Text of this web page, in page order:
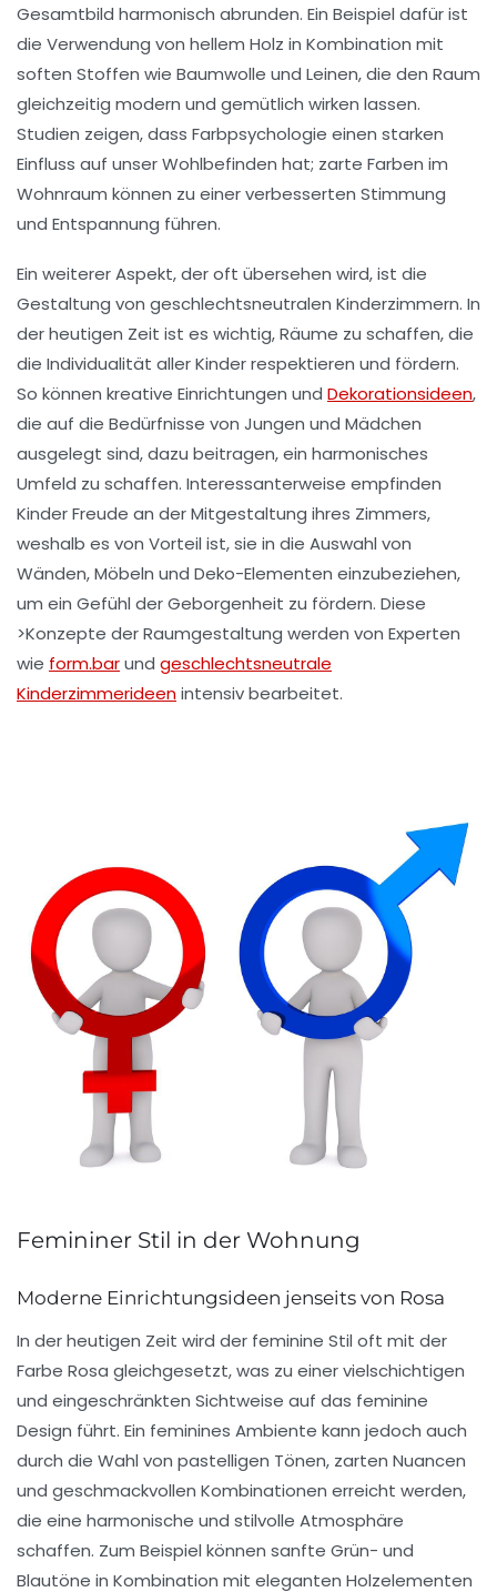
Gesamtbild harmonisch abrunden. Ein Beispiel dafür ist
die Verwendung von hellem Holz in Kombination mit
soften Stoffen wie Baumwolle und Leinen, die den Raum
gleichzeitig modern und gemütlich wirken lassen.
Studien zeigen, dass Farbpsychologie einen starken
Einfluss auf unser Wohlbefinden hat; zarte Farben im
Wohnraum können zu einer verbesserten Stimmung
und Entspannung führen.
Ein weiterer Aspekt, der oft übersehen wird, ist die
Gestaltung von geschlechtsneutralen Kinderzimmern. In
der heutigen Zeit ist es wichtig, Räume zu schaffen, die
die Individualität aller Kinder respektieren und fördern.
So können kreative Einrichtungen und Dekorationsideen,
die auf die Bedürfnisse von Jungen und Mädchen
ausgelegt sind, dazu beitragen, ein harmonisches
Umfeld zu schaffen. Interessanterweise empfinden
Kinder Freude an der Mitgestaltung ihres Zimmers,
weshalb es von Vorteil ist, sie in die Auswahl von
Wänden, Möbeln und Deko-Elementen einzubeziehen,
um ein Gefühl derGeborgenheit zu fördern. Diese
>Konzepte der Raumgestaltung werden von Experten
wie form.barund geschlechtsneutrale
Kinderzimmerideenintensiv bearbeitet.
Femininer Stil in der Wohnung
Moderne Einrichtungsideen jenseits von Rosa
In der heutigen Zeit wird der feminine Stil oft mit der
Farbe Rosa gleichgesetzt, was zu einer vielschichtigen
und eingeschränkten Sichtweise auf das feminine
Design führt. Ein feminines Ambiente kann jedoch auch
durch die Wahl von pastelligen Tönen, zarten Nuancen
und geschmackvollen Kombinationen erreicht werden,
die eine harmonische und stilvolle Atmosphäre
schaffen. Zum Beispiel können sanfte Grün- und
Blautöne in Kombination mit eleganten Holzelementen